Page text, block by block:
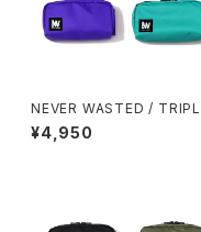
NEVER WASTED /
ES
¥4,950